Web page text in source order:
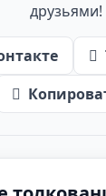
друзьями!